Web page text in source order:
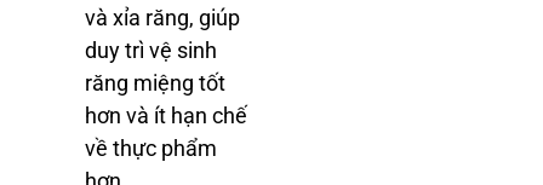
và xỉa răng, giúp
duy trì vệ sinh
răng miệng tốt
hơn và ít hạn chế
về thực phẩm